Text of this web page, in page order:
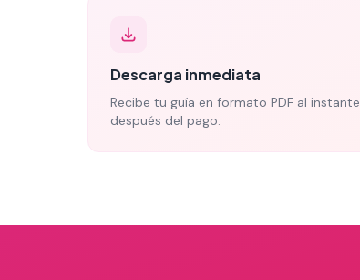
Descarga inmediata
Recibe tu guía en formato PDF al instante
después del pago.